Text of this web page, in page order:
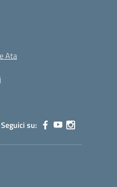
Ata
Seguici su: